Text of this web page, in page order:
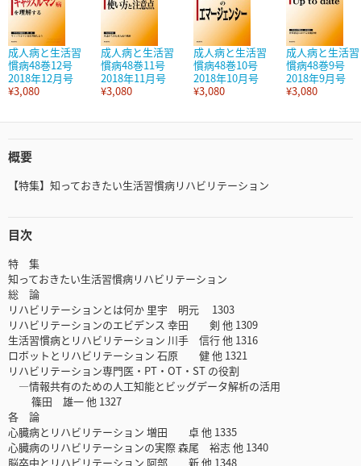
成人病と生活習
慣病48巻12号
2018年12月号
¥3,080
成人病と生活習
慣病48巻11号
2018年11月号
¥3,080
成人病と生活習
慣病48巻10号
2018年10月号
¥3,080
成人病と生活習
慣病48巻9号
2018年9月号
¥3,080
概要
【特集】知っておきたい生活習慣病リハビリテーション
目次
特 集
知っておきたい生活習慣病リハビリテーション
総 論
リハビリテーションとは何か 里宇 明元 1303
リハビリテーションのエビデンス 幸田 剣 他 1309
生活習慣病とリハビリテーション 川手 信行 他 1316
ロボットとリハビリテーション 石原 健 他 1321
リハビリテーション専門医・PT・OT・ST の役割
—情報共有のための人工知能とビッグデータ解析の活用
篠田 雄一 他 1327
各 論
心臓病とリハビリテーション 増田 卓 他 1335
心臓病のリハビリテーションの実際 森尾 裕志 他 1340
脳卒中とリハビリテーション 阿部 新 他 1348